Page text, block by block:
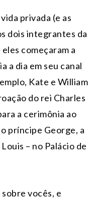
privada (e as
dois integrantes da
começaram a
a dia em seu canal
Kate e William
do rei Charles
a cerimônia ao
príncipe George, a
– no Palácio de
vocês, e